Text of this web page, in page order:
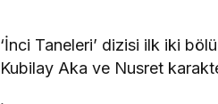
‘İnci Taneleri’ dizisi ilk iki
Kubilay Aka ve Nusret